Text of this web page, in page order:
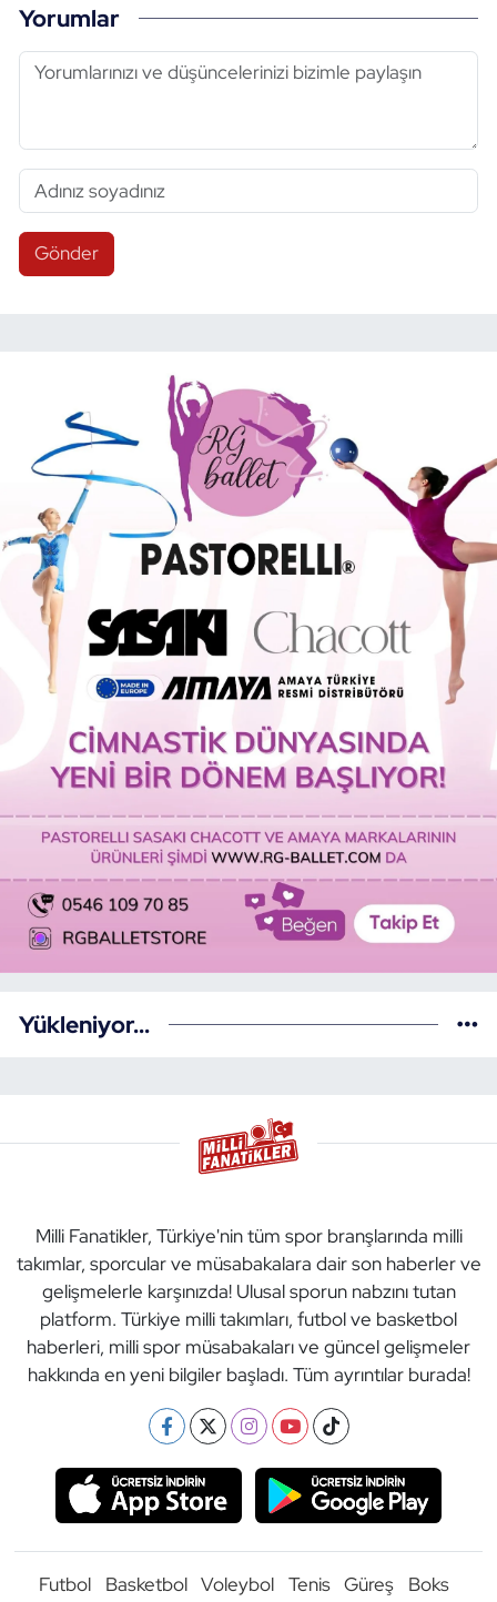
Yorumlar
Gönder
Yükleniyor...
Milli Fanatikler, Türkiye'nin tüm spor branşlarında milli
takımlar, sporcular ve müsabakalara dair son haberler ve
gelişmelerle karşınızda! Ulusal sporun nabzını tutan
platform. Türkiye milli takımları, futbol ve basketbol
haberleri, milli spor müsabakaları ve güncel gelişmeler
hakkında en yeni bilgiler başladı. Tüm ayrıntılar burada!
Futbol Basketbol Voleybol Tenis Güreş
Boks